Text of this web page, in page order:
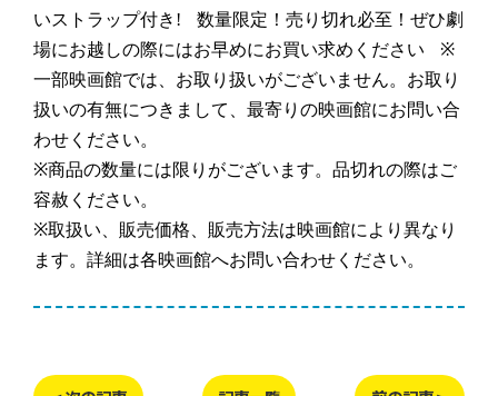
いストラップ付き!
数量限定！売り切れ必至！ぜひ劇
場にお越しの際にはお早めにお買い求めください
※
一部映画館では、お取り扱いがございません。お取り
扱いの有無につきまして、最寄りの映画館にお問い合
わせください。
※商品の数量には限りがございます。品切れの際はご
容赦ください。
※取扱い、販売価格、販売方法は映画館により異なり
ます。詳細は各映画館へお問い合わせください。